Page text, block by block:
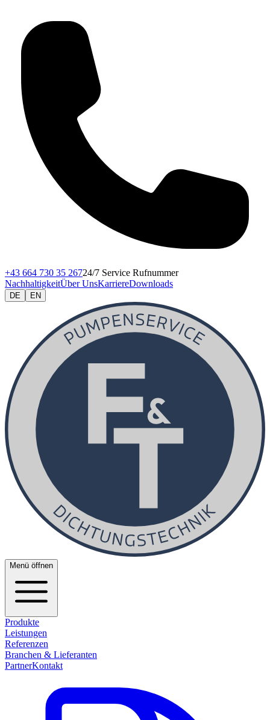
+43 664 730 35 26724/7 Service Rufnummer
NachhaltigkeitÜber UnsKarriereDownloads
DE EN
Menü öffnen
Produkte
Leistungen
Referenzen
Branchen & Lieferanten
PartnerKontakt